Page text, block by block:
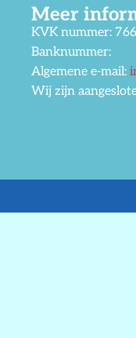
Meer
KVK nummer:
Banknummer:
Algemene e-mail:
Wij zijn